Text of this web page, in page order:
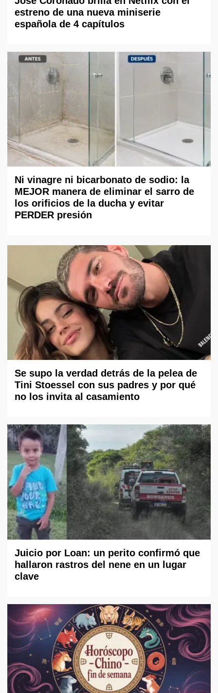
estreno de una nueva miniserie
española de 4 capítulos
Ni vinagre ni bicarbonato de sodio: la
MEJOR manera de eliminar el sarro de
los orificios de la ducha y evitar
PERDER presión
Se supo la verdad detrás de la pelea de
Tini Stoessel con sus padres y por qué
no los invita al casamiento
Juicio por Loan: un perito confirmó que
hallaron rastros del nene en un lugar
clave